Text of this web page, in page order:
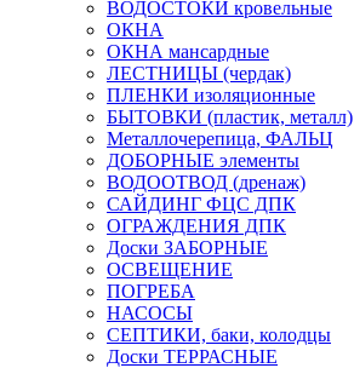
ВОДОСТОКИ кровельные
ОКНА
ОКНА мансардные
ЛЕСТНИЦЫ (чердак)
ПЛЕНКИ изоляционные
БЫТОВКИ (пластик, металл)
Металлочерепица, ФАЛЬЦ
ДОБОРНЫЕ элементы
ВОДООТВОД (дренаж)
САЙДИНГ ФЦС ДПК
ОГРАЖДЕНИЯ ДПК
Доски ЗАБОРНЫЕ
ОСВЕЩЕНИЕ
ПОГРЕБА
НАСОСЫ
СЕПТИКИ, баки, колодцы
Доски ТЕРРАСНЫЕ